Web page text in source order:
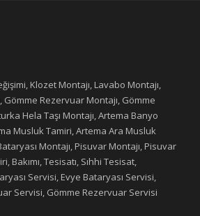
Klozet Montajı, Lavabo Montajı,
Gömme Rezervuar Montajı, Gömme
Hela Taşı Montajı, Artema Banyo
Musluk Tamiri, Artema Ara Musluk
Montajı, Pisuvar Montajı, Pisuvar
Bakımı, Tesisatı, Sıhhi Tesisat,
Servisi, Evye Bataryası Servisi,
Servisi, Gömme Rezervuar Servisi